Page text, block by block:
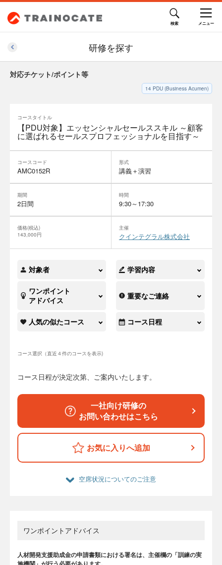
研修を探す
対応チケット/ポイント等
14 PDU (Business Acumen)
コースタイトル
【PDU対象】エッセンシャルセールススキル ～顧客
に選ばれるセールスプロフェッショナルを目指す～
コースコード
AMC0152R
形式
講義＋演習
期間
2日間
時間
9:30～17:30
価格(税込)
143,000円
主催
クインテグラル株式会社
対象者 学習内容
ワンポイント
アドバイス
重要なご連絡
人気の似たコース コース日程
コース選択（直近４件のコースを表示)
コース日程が決定次第、ご案内いたします。
一社向け研修の
お問い合わせはこちら
お気に入りへ追加
空席状況についてのご注意
ワンポイントアドバイス
人材開発支援助成金の申請書類における署名は、主催欄の「訓練の実